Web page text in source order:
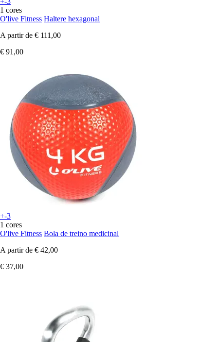
1 cores
O'live Fitness Haltere hexagonal
A partir de € 111,00
€ 91,00
+-3
1 cores
O'live Fitness Bola de treino medicinal
A partir de € 42,00
€ 37,00